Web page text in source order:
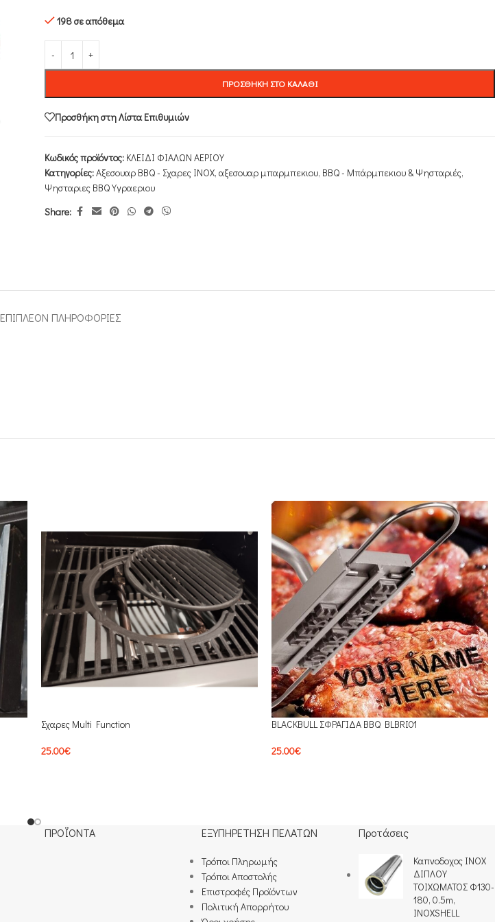
198 σε απόθεμα
ΠΡΟΣΘΉΚΗ ΣΤΟ ΚΑΛΆΘΙ
Προσθήκη στη Λίστα Επιθυμιών
Κωδικός προϊόντος: ΚΛΕΙΔΙ ΦΙΑΛΩΝ ΑΕΡΙΟΥ
Κατηγορίες:Αξεσουαρ BBQ - Σχαρες INOX, αξεσουαρ μπαρμπεκιου, ΒΒQ - Μπάρμπεκιου & Ψησταριές,
Ψησταριες BBQ Υγραεριου
Share:
ΕΠΙΠΛΈΟΝ ΠΛΗΡΟΦΟΡΊΕΣ
Σχαρες Multi Function
25.00€
BLACKBULL ΣΦΡΑΓΙΔΑ BBQ BLBRI01
25.00€
ΠΡΟΪΟΝΤΑ ΕΞΥΠΗΡΕΤΗΣΗ ΠΕΛΑΤΩΝ
Τρόποι Πληρωμής​
Τρόποι Αποστολής
Επιστροφές Προϊόντων
Πολιτική Απορρήτου
Προτάσεις
Καπνοδοχος INOX
ΔΙΠΛΟΥ
ΤΟΙΧΩΜΑΤΟΣ Φ130-
180, 0.5m,
INOXSHELL